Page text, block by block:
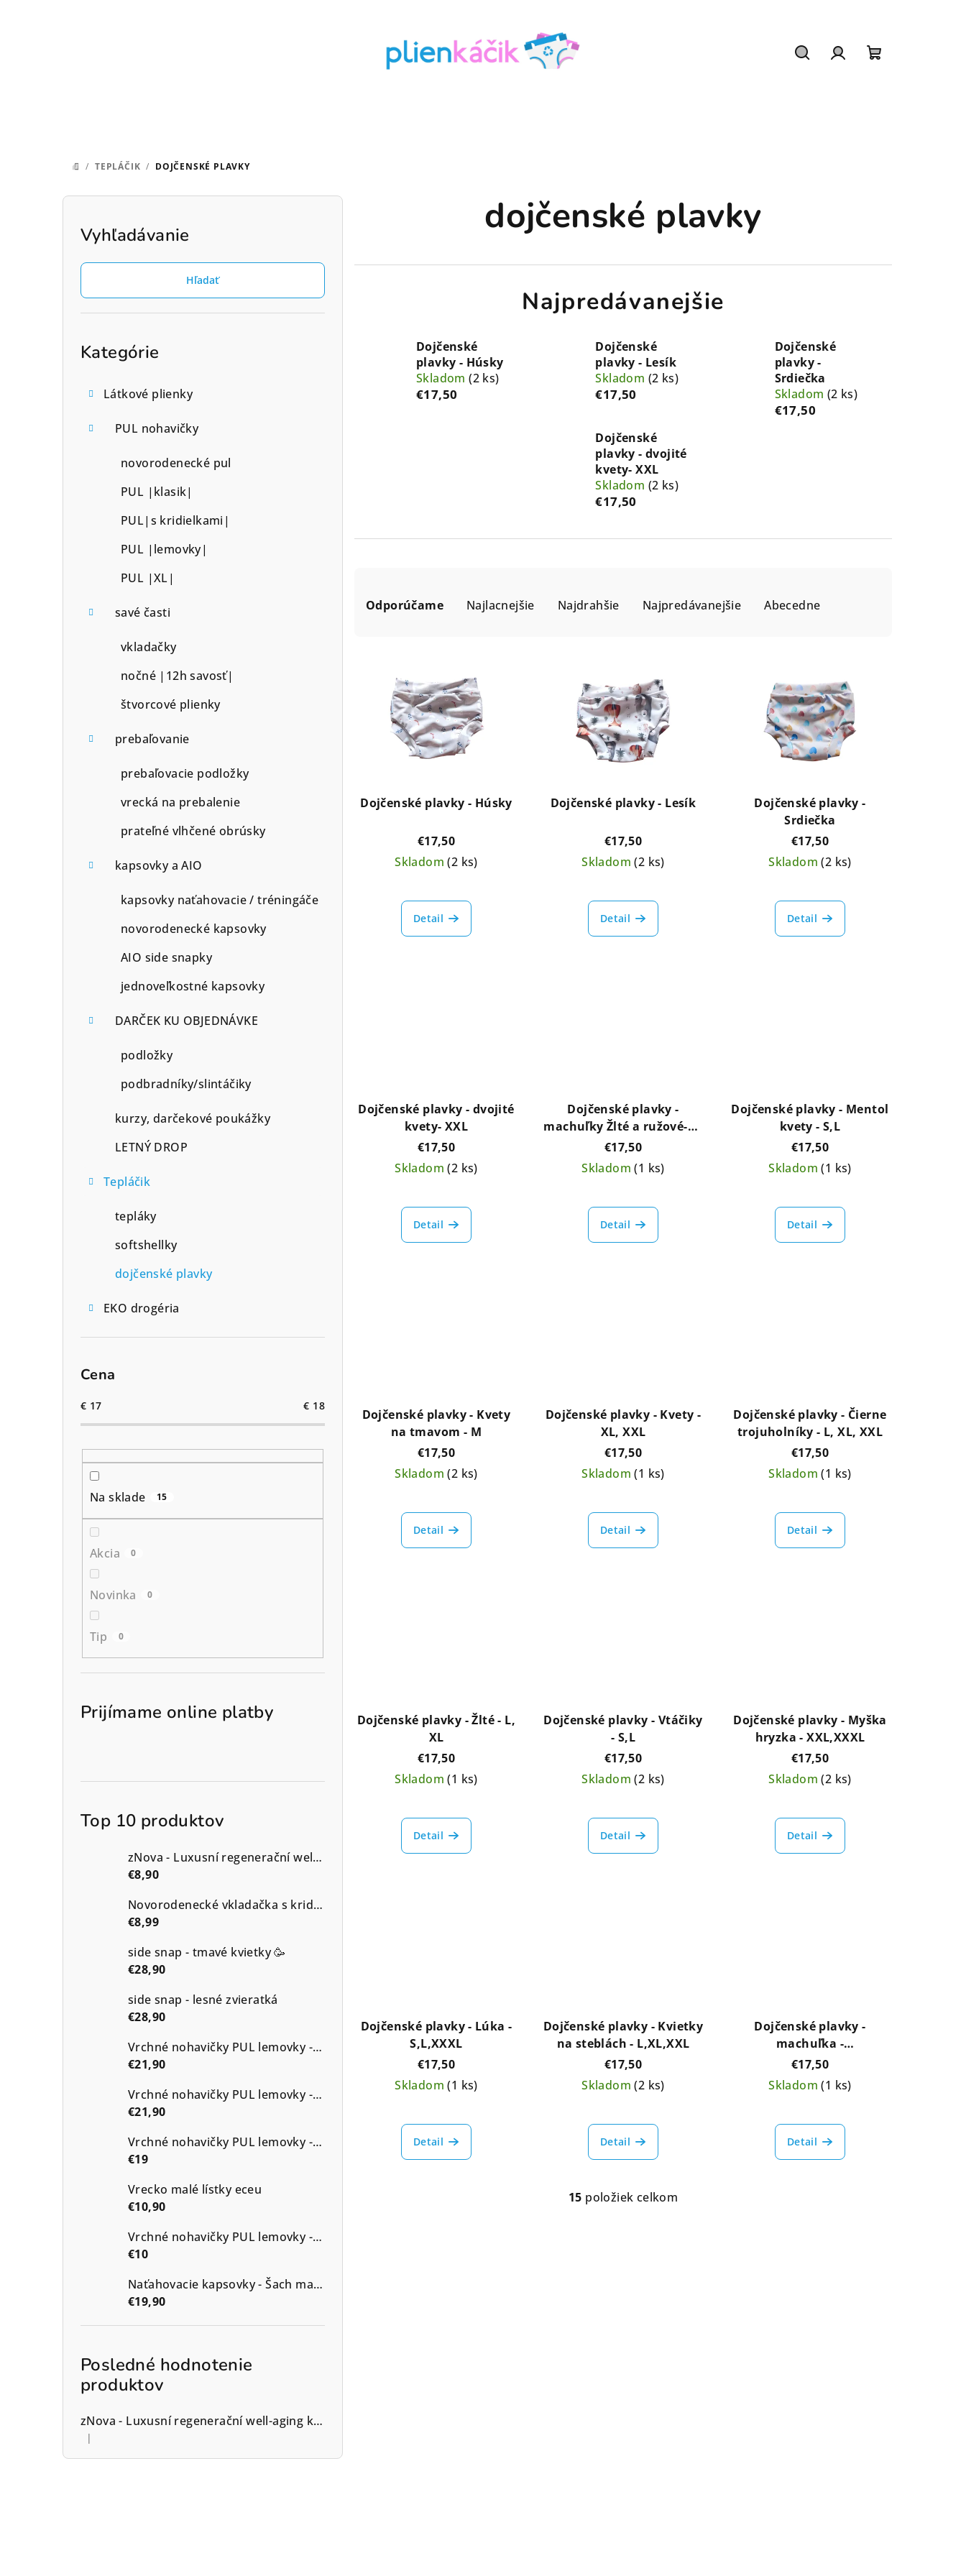
DOMOV
/ TEPLÁČIK / DOJČENSKÉ PLAVKY
B
Vyhľadávanie
Hľadať
Kategórie
Látkové plienky
PUL nohavičky
novorodenecké pul
PUL |klasik|
PUL|s kridielkami|
PUL |lemovky|
PUL |XL|
savé časti
vkladačky
nočné |12h savosť|
štvorcové plienky
prebaľovanie
prebaľovacie podložky
vrecká na prebalenie
prateľné vlhčené obrúsky
kapsovky a AIO
kapsovky naťahovacie / tréningáče
novorodenecké kapsovky
AIO side snapky
jednoveľkostné kapsovky
DARČEK KU OBJEDNÁVKE
podložky
podbradníky/slintáčiky
kurzy, darčekové poukážky
LETNÝ DROP
Tepláčik
tepláky
softshellky
dojčenské plavky
EKO drogéria
Cena
€ 17 € 18
Na sklade 15
Akcia 0
Novinka 0
Tip 0
Prijímame online platby
Top 10 produktov
zNova - Luxusní regenerační well-aging krém -alchymistky
€8,90
Novorodenecké vkladačka s kridielkami
€8,99
side snap - tmavé kvietky 🥳
€28,90
side snap - lesné zvieratká
€28,90
Vrchné nohavičky PUL lemovky - Modrô - suchý zips
€21,90
Vrchné nohavičky PUL lemovky - Basic biele a béžové
€21,90
Vrchné nohavičky PUL lemovky - Guličky
€19
Vrecko malé lístky eceu
€10,90
Vrchné nohavičky PUL lemovky - srdiecka, bordo
€10
Naťahovacie kapsovky - Šach mat - veľkosť S
€19,90
Posledné hodnotenie
produktov
zNova - Luxusní regenerační well-aging krém -alchymistky
Hodnotenie produktu je 5 z 5 hviezdičiek.
|
dojčenské plavky
Najpredávanejšie
Dojčenské
plavky - Húsky
Skladom(2 ks)
€17,50
Dojčenské
plavky - Lesík
Skladom (2 ks)
€17,50
Dojčenské
plavky -
Srdiečka
Skladom (2 ks)
€17,50
Dojčenské
plavky - dvojité
kvety- XXL
Skladom (2 ks)
€17,50
a
r
Odporúčame Najlacnejšie Najdrahšie Najpredávanejšie Abecedne
p
Dojčenské plavky - Húsky
€17,50
Skladom(2 ks)
Detail
Dojčenské plavky - Lesík
€17,50
Skladom(2 ks)
Detail
Dojčenské plavky -
Srdiečka
€17,50
Skladom(2 ks)
Detail
Dojčenské plavky - dvojité
kvety- XXL
€17,50
Skladom(2 ks)
Detail
Dojčenské plavky -
machuľky Žlté a ružové-M,
XL, XXL
€17,50
Skladom(1 ks)
Detail
Dojčenské plavky - Mentol
kvety - S,L
€17,50
Skladom(1 ks)
Detail
Dojčenské plavky - Kvety
na tmavom - M
€17,50
Skladom(2 ks)
Detail
Dojčenské plavky - Kvety -
XL, XXL
€17,50
Skladom(1 ks)
Detail
Dojčenské plavky - Čierne
trojuholníky - L, XL, XXL
€17,50
Skladom(1 ks)
Detail
Dojčenské plavky - Žlté - L,
XL
€17,50
Skladom(1 ks)
Detail
Dojčenské plavky - Vtáčiky
- S,L
€17,50
Skladom(2 ks)
Detail
Dojčenské plavky - Myška
hryzka - XXL,XXXL
€17,50
Skladom(2 ks)
Detail
Dojčenské plavky - Lúka -
S,L,XXXL
€17,50
Skladom(1 ks)
Detail
Dojčenské plavky - Kvietky
na steblách - L,XL,XXL
€17,50
Skladom(2 ks)
Detail
Dojčenské plavky -
machuľka -
S,M,L,XXL,XXXL
€17,50
Skladom(1 ks)
Detail
O
15 položiek celkom